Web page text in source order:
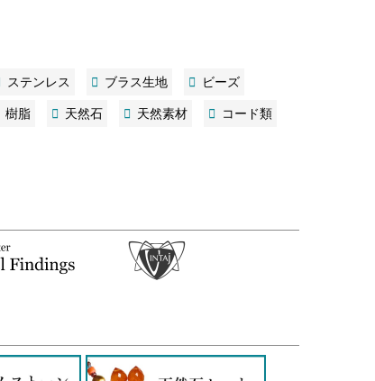
ステンレス ブラス生地 ビーズ
樹脂 天然石 天然素材 コード類